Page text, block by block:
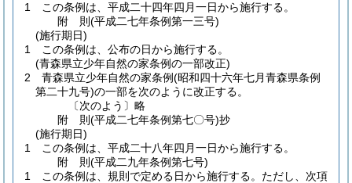
1
この条例は、平成二十四年四月一日から施行する。
附 則(平成二七年条例第一三号)
(施行期日)
1
この条例は、公布の日から施行する。
(青森県立少年自然の家条例の一部改正)
2
青森県立少年自然の家条例(昭和四十六年七月青森県条例
第二十九号)の一部を次のように改正する。
〔次のよう〕略
附 則(平成二七年条例第七〇号)抄
(施行期日)
1
この条例は、平成二十八年四月一日から施行する。
附 則(平成二九年条例第七号)
1
この条例は、規則で定める日から施行する。 ただし、次項